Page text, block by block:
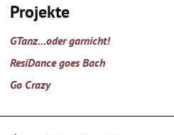
home Impressum
Projekte
GTanz...oder garnicht!
ResiDance goes Bach
Go Crazy